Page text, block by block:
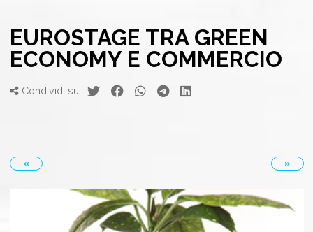
EUROSTAGE TRA GREEN
ECONOMY E COMMERCIO
Condividi su:
« »